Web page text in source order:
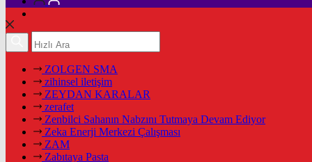
ZOLGEN SMA
zihinsel iletişim
ZEYDAN KARALAR
zerafet
Zenbilci Sahanın Nabzını Tutmaya Devam Ediyor
Zeka Enerji Merkezi Çalışması
ZAM
Zabıtaya Pasta